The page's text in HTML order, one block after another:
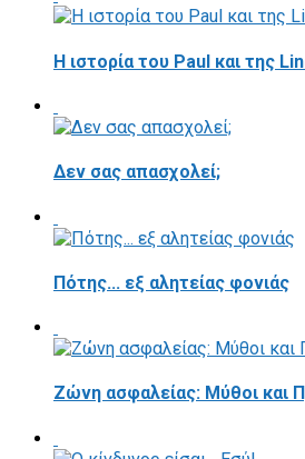
Η ιστορία του Paul και της
Δεν σας απασχολεί;
Πότης... εξ αλητείας φονιάς
Ζώνη ασφαλείας: Μύθοι και